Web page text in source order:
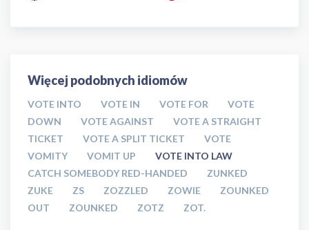
Więcej podobnych idiomów
VOTE INTO VOTE IN VOTE FOR
VOTE
DOWN
VOTE AGAINST
VOTE A STRAIGHT
TICKET
VOTE A SPLIT TICKET
VOTE
VOMITY
VOMIT UP
VOTE INTO LAW
CATCH SOMEBODY RED-HANDED
ZUNKED
ZUKE
ZS ZOZZLED ZOWIE
ZOUNKED
OUT
ZOUNKED ZOTZ ZOT.